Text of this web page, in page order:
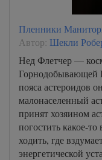
Пленники
Автор: Шекли
Нед Флетчер —
Горнодобывающей
пояса астероидов
малонаселенный
принят хозяином
погостить какое-
ходить, где
энергетической